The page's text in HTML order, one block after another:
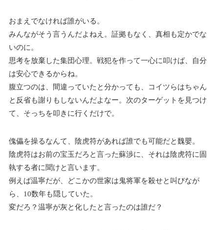
おまえでなければ誰がいる。
みんながそう言うんだよねえ。証拠もなく、真相も定かでな
いのに。
思考を放棄した集団心理。戦犯を作って一心に叩けば、自分
は安心できるからね。
腹立つのは、間違っていたと分かっても、コイツらはちゃん
と反省も謝りもしないんだよなー。次のターゲットを見つけ
て、そっちを叩きに行くだけで。
傀儡を操るなんて、陰虎符があれば誰でも可能だと魏嬰。
陰虎符はお前の宝玉だろと言った蘇渉に、それは陰虎符に固
執する者に聞けと言います。
例えば温寧だが、どこかの世家は鬼将軍を殺せと叫びなが
ら、10数年も隠していた。
変だろ？温寧が灰と化したと言ったのは誰だ？